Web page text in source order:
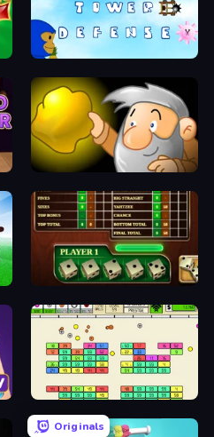
Bloons Tower Defense 3
Gold Miner
Yahtzee Online
Idle Breakout
Originals